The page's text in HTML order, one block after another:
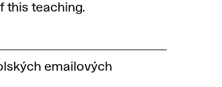
this teaching.
emailových